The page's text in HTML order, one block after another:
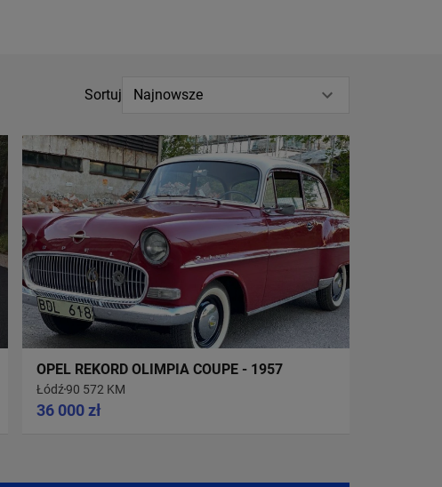
Sortuj Najnowsze
OPEL REKORD OLIMPIA COUPE - 1957
Łódź90 572 KM
36 000 zł